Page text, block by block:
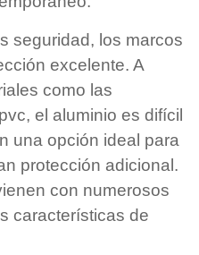
seguridad, los marcos
excelente. A
como las
el aluminio es difícil
una opción ideal para
protección adicional.
con numerosos
características de